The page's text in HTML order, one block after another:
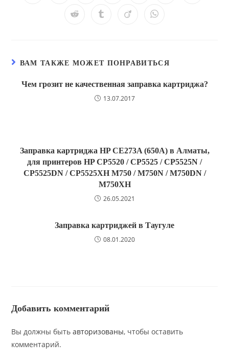
новом
окне
новом
окне
новом
окне
новом
окне
ОткрываетсяОткрываетсяОткрываетсяОткрывается
ВАМ ТАКЖЕ МОЖЕТ ПОНРАВИТЬСЯ
Чем грозит не качественная заправка картриджа?
13.07.2017
Заправка картриджа HP CE273A (650A) в Алматы,
для принтеров HP CP5520 / CP5525 / CP5525N /
CP5525DN / CP5525XH M750 / M750N / M750DN /
M750XH
26.05.2021
Заправка картриджей в Таугуле
08.01.2020
Добавить комментарий
Вы должны бытьавторизованы, чтобы оставить
комментарий.